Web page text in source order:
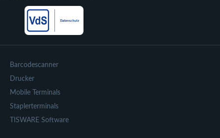
Barcodescanner
Drucker
Mobile Terminals
Staplerterminals
TISWARE Software